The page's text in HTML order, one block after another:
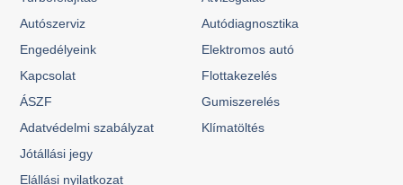
Autódiagnosztika
Elektromos autó
Flottakezelés
Gumiszerelés
Klímatöltés
Autószerviz
Engedélyeink
Kapcsolat
ÁSZF
Adatvédelmi szabályzat
Jótállási jegy
Elállási nyilatkozat